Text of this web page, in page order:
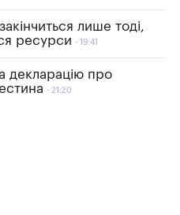
лише тоді,
ресурси
19:41
декларацію про
21:20